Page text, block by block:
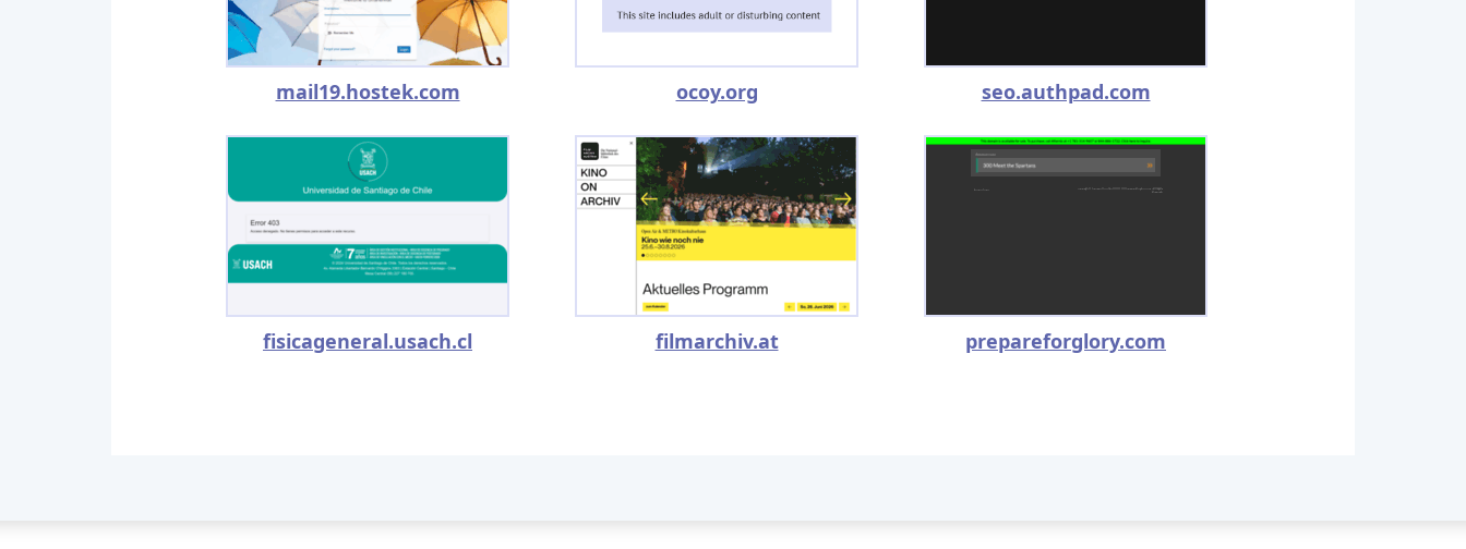
mail19.hostek.com ocoy.org seo.authpad.com
fisicageneral.usach.cl filmarchiv.at prepareforglory.com